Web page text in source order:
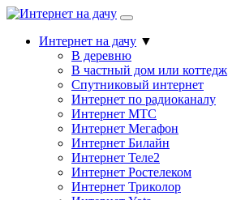
Интернет на дачу ▼
В деревню
В частный дом или коттедж
Спутниковый интернет
Интернет по радиоканалу
Интернет МТС
Интернет Мегафон
Интернет Билайн
Интернет Теле2
Интернет Ростелеком
Интернет Триколор